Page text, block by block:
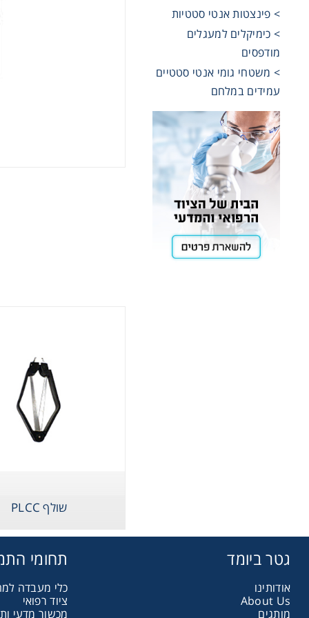
> פינצטות אנטי סטטיות
> כימיקלים למעגלים
מודפסים
> משטחי גומי אנטי סטטיים
עמידים במלחם
שולף PLCC
גטר ביומד
אודותינו
About Us
מותגים
תחומי
כלי מעבדה
ציוד רפואי
מכשור מדעי
כלי
Storage
Washing